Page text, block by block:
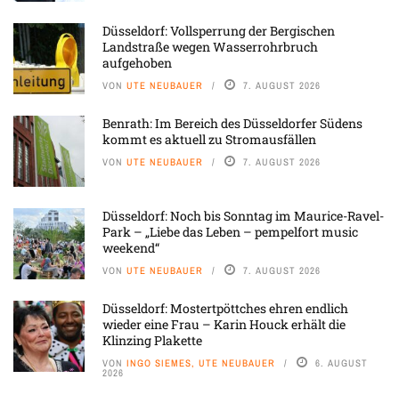
Düsseldorf: Vollsperrung der Bergischen
Landstraße wegen Wasserrohrbruch
aufgehoben
VON UTE NEUBAUER 7. AUGUST 2026
Benrath: Im Bereich des Düsseldorfer Südens
kommt es aktuell zu Stromausfällen
VON UTE NEUBAUER 7. AUGUST 2026
Düsseldorf: Noch bis Sonntag im Maurice-Ravel-
Park – „Liebe das Leben – pempelfort music
weekend“
VON UTE NEUBAUER 7. AUGUST 2026
Düsseldorf: Mostertpöttches ehren endlich
wieder eine Frau – Karin Houck erhält die
Klinzing Plakette
VON INGO SIEMES, UTE NEUBAUER 6. AUGUST
2026